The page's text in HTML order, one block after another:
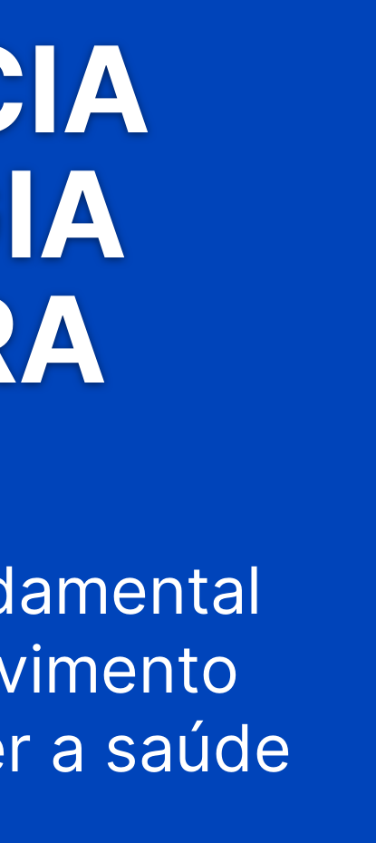
a saúde